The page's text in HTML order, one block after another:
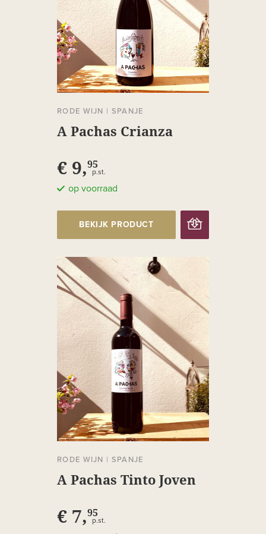
RODE WIJN | SPANJE
A Pachas Crianza
€ 9,95
p.st.
op voorraad
BEKIJK PRODUCT
RODE WIJN | SPANJE
A Pachas Tinto Joven
€ 7,95
p.st.